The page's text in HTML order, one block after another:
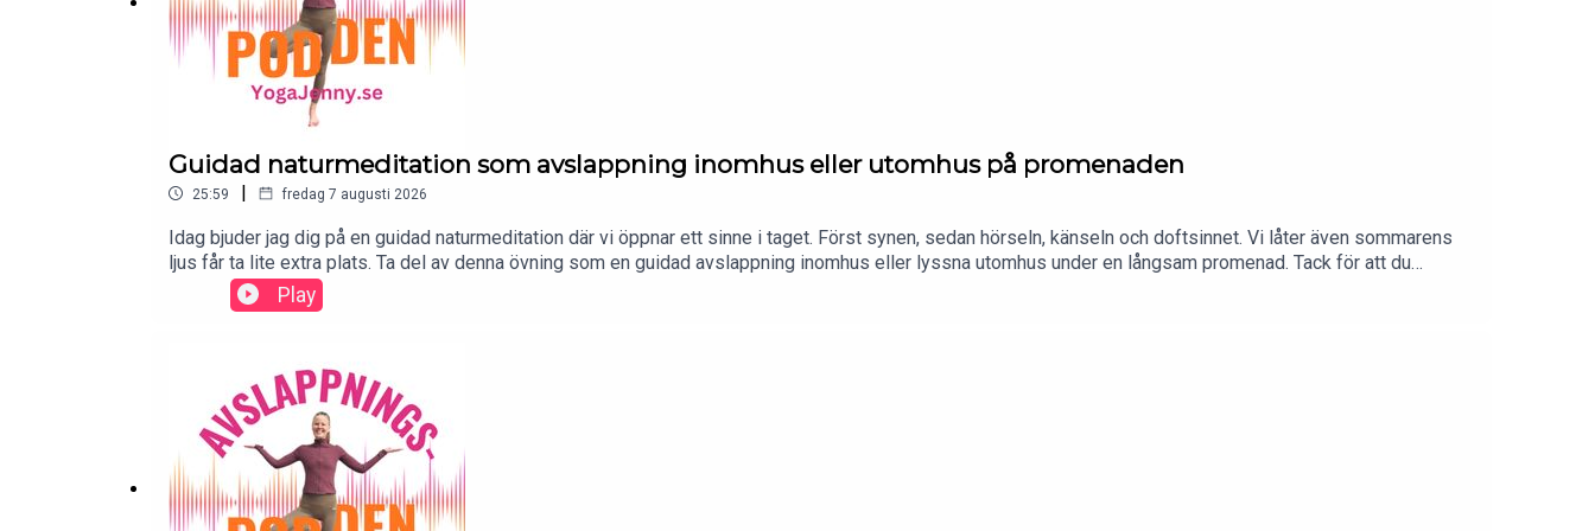
Kram Jenny 💚
Tack för att du lyssnar! Kram Jenny
yogajenny.se
info@yogajenny.se
@yogajenny.se
Guidad naturmeditation som avslappning inomhus eller utomhus på promenaden
25:59 | fredag 7 augusti 2026
Idag bjuder jag dig på en guidad naturmeditation där vi öppnar ett sinne i taget. Först synen, sedan hörseln, känseln och doftsinnet. Vi låter även sommarens
ljus får ta lite extra plats. Ta del av denna övning som en guidad avslappning inomhus eller lyssna utomhus under en långsam promenad. Tack för att du
lyssnar! Ge gärna podden ett betyg i din poddspelare Följ mig på instagram @yogajenny.se och besök min hemsida yogajenny.seVi hörs i nästa avsnitt! Kram
& Namaste, Jenny 🥰
Play